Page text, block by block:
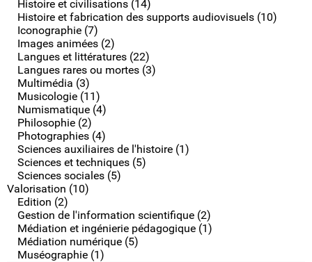
Histoire et civilisations (14)
Histoire et fabrication des supports audiovisuels (10)
Iconographie (7)
Images animées (2)
Langues et littératures (22)
Langues rares ou mortes (3)
Multimédia (3)
Musicologie (11)
Numismatique (4)
Philosophie (2)
Photographies (4)
Sciences auxiliaires de l'histoire (1)
Sciences et techniques (5)
Sciences sociales (5)
Valorisation (10)
Edition (2)
Gestion de l'information scientifique (2)
Médiation et ingénierie pédagogique (1)
Médiation numérique (5)
Muséographie (1)